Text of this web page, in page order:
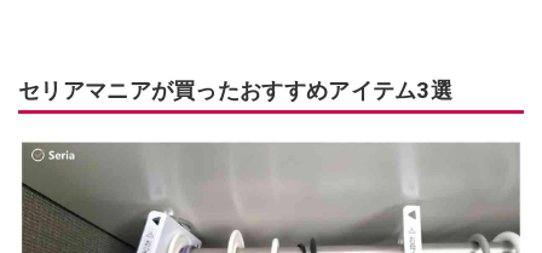
セリアマニアが買ったおすすめアイテム3選